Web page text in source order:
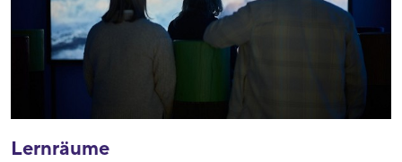
Lernräume